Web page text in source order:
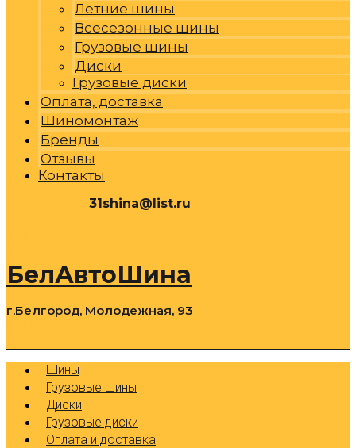
Летние шины
Всесезонные шины
Грузовые шины
Диски
Грузовые диски
Оплата, доставка
Шиномонтаж
Бренды
Отзывы
Контакты
31shina@list.ru
БелАвтоШина
г.Белгород, Молодежная, 93
Шины
Грузовые шины
Диски
Грузовые диски
Оплата и доставка